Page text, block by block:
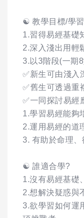
☯ 教學目標/學
1.習得易經基礎
2.深入淺出用輕
3.以3階段(一期
✅新生可由淺入
✅舊生可透過重
✅一同探討易經
1.學習易經能夠
2.運用易經的道
3. 有助於命理、
☯ 誰適合學?
1.沒有易經基礎
2.想解決疑惑與
3.欲學習如何運